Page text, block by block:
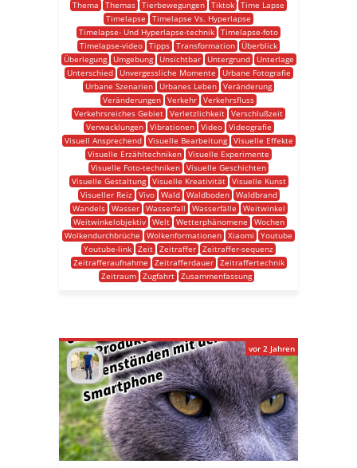
Thema
Themas Tierbewegungen Tiktok Time Lapse
Timelapse
Timelapse Vs. Hyperlapse
Timelapse- Und Hyperlapse-technik Timelapse-foto
Timelapse-video Tipps Transformation
Überblick
Überlegung
Umgebung Unsichtbar Untergrund
Unterlage
Unterschied
Unvergessliche Momente
Urbane Fotografie
Urbane Szenarien
Urbanes Leben Veränderung
Veränderungen Verkehr Verkehrsfluss
Verkehrsreiches Gebiet Verletzlichkeit Verschlußzeit
Verwacklungen
Vibrationen Video
Videografie
Visuell Ansprechend
Visuelle Bearbeitung
Visuelle Effekte
Visuelle Erzähltechniken Visuelle Experimente
Visuelle Foto-techniken Visuelle Geschichten
Visuelle Gestaltung
Visuelle Kreativität
Visuelle Kunst
Visueller Reiz
Vivo Wald Waldboden
Waldbrand
Wandels
Wasser Wasserfall Wasserfälle
Weitwinkel
Weitwinkelobjektiv
Welt Wetterphänomene
Wochen
Wolkendurchbrüche
Wolkenformationen Xiaomi
Youtube
Youtube-link Zeit Zeitraffer Zeitraffer-sequenz
Zeitrafferaufnahme
Zeitrafferdauer
Zeitraffertechnik
Zeitraum Zugfahrt Zusammenfassung
vor 2 Jahren